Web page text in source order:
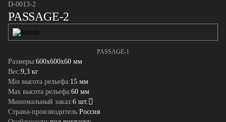
D-0013-2
PASSAGE-2
PASSAGE-1
Размеры:600x600x60 мм
Вес:9,3 кг
Min высота рельефа:15 мм
Max высота рельефа:60 мм
Минимальный заказ:6 шт.
Страна-производитель:Россия